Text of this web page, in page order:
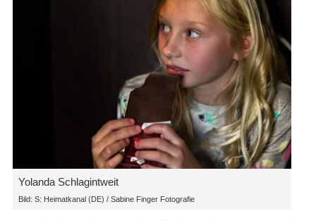
Yolanda Schlagintweit
Bild: S: Heimatkanal (DE) / Sabine Finger Fotografie